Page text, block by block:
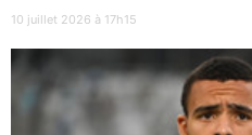
10 juillet 2026 à 17h15